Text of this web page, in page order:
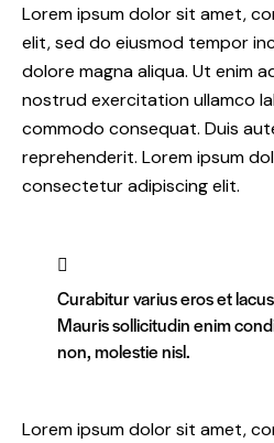
Lorem ipsum dolor sit amet,
elit, sed do eiusmod tempor
dolore magna aliqua. Ut enim
nostrud exercitation ullamco
commodo consequat. Duis
reprehenderit. Lorem ipsum
consectetur adipiscing elit.
Curabitur varius eros et
Mauris sollicitudin enim
non, molestie nisl.
Lorem ipsum dolor sit amet,